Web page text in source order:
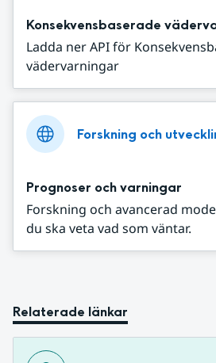
Konsekvensbaserade
Ladda ner API för
vädervarningar
Forskning och
Prognoser och varningar
Forskning och avancerad
du ska veta vad som väntar.
Relaterade länkar